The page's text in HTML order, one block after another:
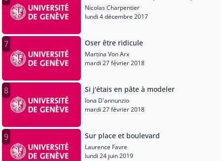
Nicolas Charpentier
lundi 4 décembre 2017
7 Oser être ridicule
Martina Von Arx
mardi 27 février 2018
8 Si j'étais en pâte à modeler
Iona D'annunzio
mardi 27 février 2018
9 Sur place et boulevard
Laurence Favre
lundi 24 juin 2019